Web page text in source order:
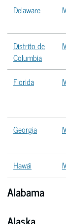
Delaware
Distrito de
Columbia
Florida
Georgia
Hawái
Alabama